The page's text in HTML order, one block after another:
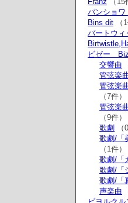
バンショ
Bins dit （
バートウ
ビゼー
交響曲
管弦楽
管弦楽
（7件）
管弦楽
（9件）
歌劇
（
歌劇/「
（1件）
歌劇/「
歌劇/「
歌劇/「
声楽曲